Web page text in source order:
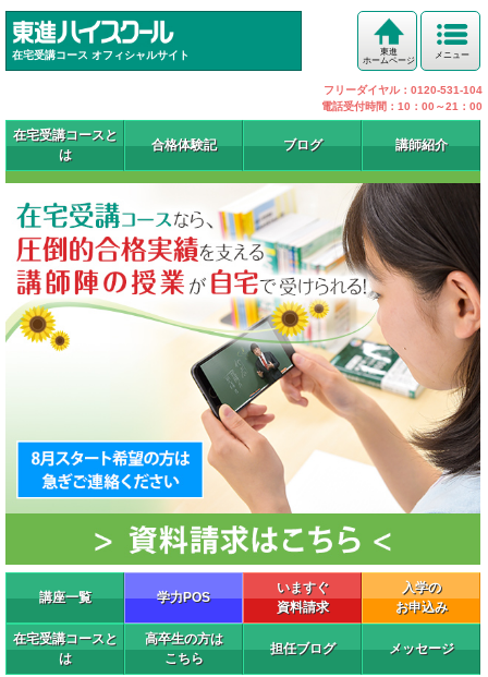
在宅受講コース オフィシャルサイト メニュー
東進
ホームページ
フリーダイヤル：0120-531-104
電話受付時間：10：00～21：00
在宅受講コースと
は
合格体験記 ブログ 講師紹介
講座一覧 学力POS
いますぐ
資料請求
入学の
お申込み
在宅受講コースと
は
高卒生の方は
こちら
担任ブログ メッセージ